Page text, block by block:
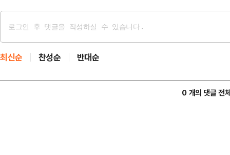
최신순 찬성순 반대순
0 개의 댓글 전